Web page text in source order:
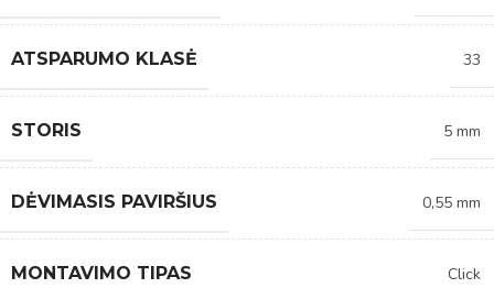
ATSPARUMO KLASĖ 33
STORIS 5 mm
DĖVIMASIS PAVIRŠIUS 0,55 mm
MONTAVIMO TIPAS Click